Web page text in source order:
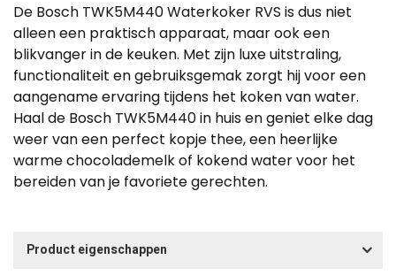
De Bosch TWK5M440 Waterkoker RVS is dus niet
alleen een praktisch apparaat, maar ook een
blikvanger in de keuken. Met zijn luxe uitstraling,
functionaliteit en gebruiksgemak zorgt hij voor een
aangename ervaring tijdens het koken van water.
Haal de Bosch TWK5M440 in huis en geniet elke dag
weer van een perfect kopje thee, een heerlijke
warme chocolademelk of kokend water voor het
bereiden van je favoriete gerechten.
Product eigenschappen